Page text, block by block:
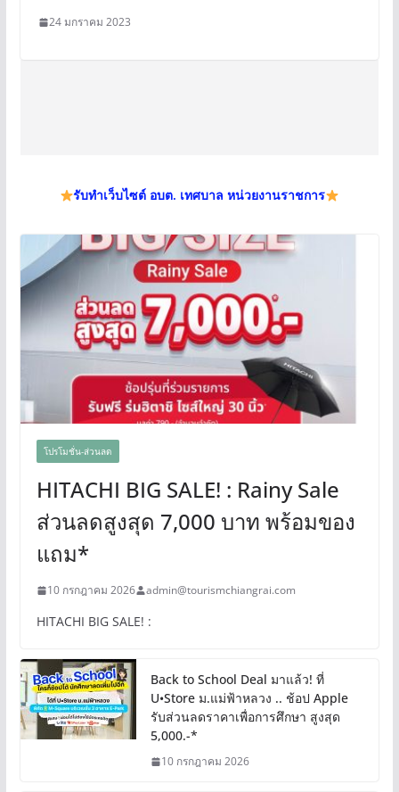
24 มกราคม 2023
รับทำเว็บไซต์ อบต. เทศบาล หน่วยงานราชการ
โปรโมชั่น-ส่วนลด
HITACHI BIG SALE! : Rainy Sale
ส่วนลดสูงสุด 7,000 บาท พร้อมของ
แถม*
10 กรกฎาคม 2026 admin@tourismchiangrai.com
HITACHI BIG SALE! :
Back to School Deal มาแล้ว! ที่
U•Store ม.แม่ฟ้าหลวง .. ช้อป Apple
รับส่วนลดราคาเพื่อการศึกษา สูงสุด
5,000.-*
10 กรกฎาคม 2026